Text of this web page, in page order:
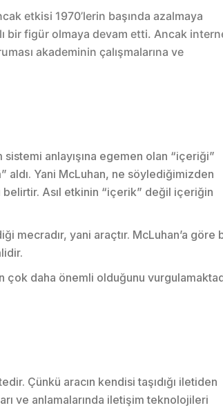
etkisi 1970’lerin başında azalmaya
bir figür olmaya devam etti. Ancak
akademinin çalışmalarına ve
anlayışına egemen olan “içeriği”
aldı. Yani McLuhan, ne söylediğimizden
Asıl etkinin “içerik” değil içeriğin
mecradır, yani araçtır. McLuhan’a göre
çok daha önemli olduğunu
Çünkü aracın kendisi taşıdığı iletiden
ve anlamalarında iletişim teknolojileri